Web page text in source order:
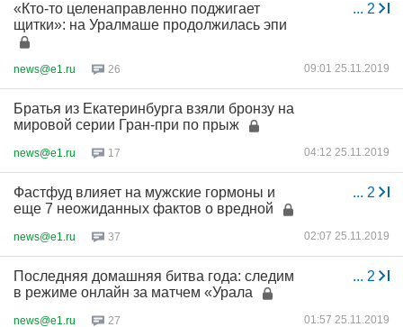
... 2
«Кто-то целенаправленно поджигает
щитки»: на Уралмаше продолжилась эпи
news@e1.ru 26 09:01 25.11.2019
Братья из Екатеринбурга взяли бронзу на
мировой серии Гран-при по прыж
news@e1.ru 17 04:12 25.11.2019
... 2
Фастфуд влияет на мужские гормоны и
еще 7 неожиданных фактов о вредной
news@e1.ru 37 02:07 25.11.2019
... 2
Последняя домашняя битва года: следим
в режиме онлайн за матчем «Урала
news@e1.ru 27 01:57 25.11.2019